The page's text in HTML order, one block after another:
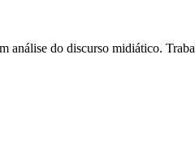
do discurso midiático.